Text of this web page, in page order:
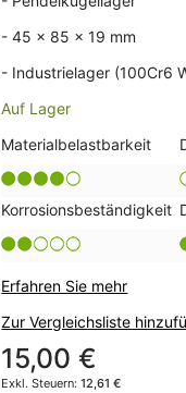
- 45 x 85 x 19 mm
- Industrielager (100Cr6
Auf Lager
Materialbelastbarkeit
Korrosionsbeständigkeit
Erfahren Sie mehr
Zur Vergleichsliste
15,00 €
12,61 €